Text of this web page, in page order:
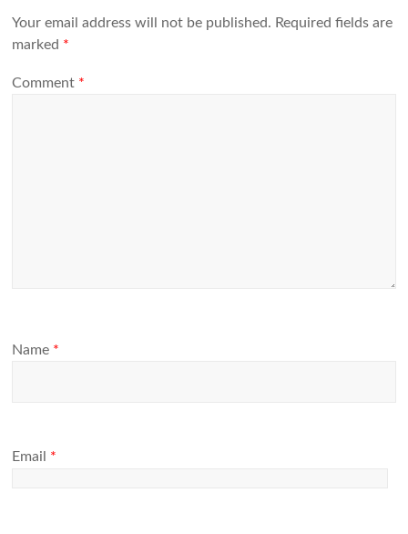
Your email address will not be published. Required fields are
marked *
Comment *
Name *
Email *